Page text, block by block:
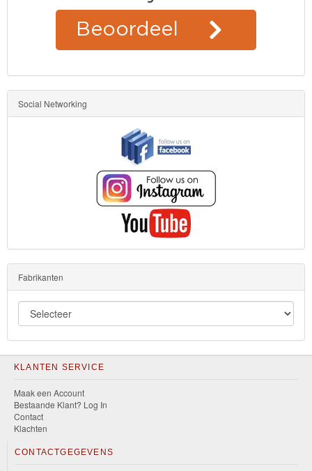
Social Networking
Fabrikanten
KLANTEN SERVICE
Maak een Account
Bestaande Klant? Log In
Contact
Klachten
CONTACTGEGEVENS